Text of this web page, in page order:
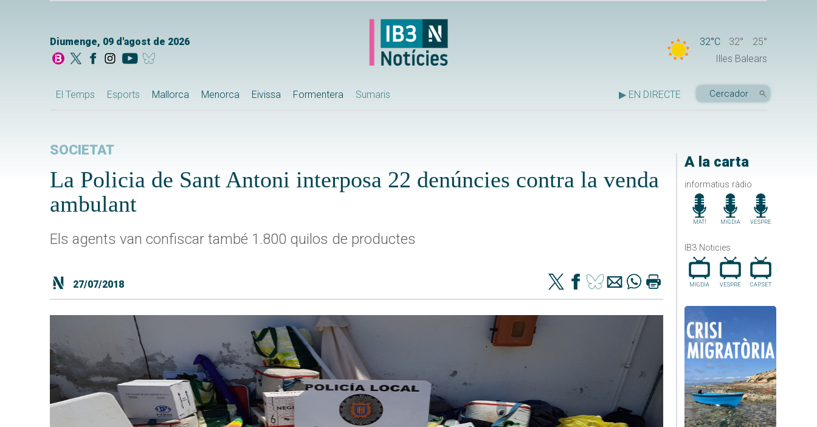
Diumenge, 09 d'agost de 2026 32°C 32°
25°
Illes Balears
El Temps Esports Mallorca Menorca Eivissa Formentera Sumaris ▶ EN DIRECTE
A la carta
informatius ràdio
MATÍ MIGDIA VESPRE
IB3 Noticies
MIGDIA VESPRE CAP.SET
SOCIETAT
La Policia de Sant Antoni interposa 22 denúncies contra la venda
ambulant
Els agents van confiscar també 1.800 quilos de productes
27/07/2018